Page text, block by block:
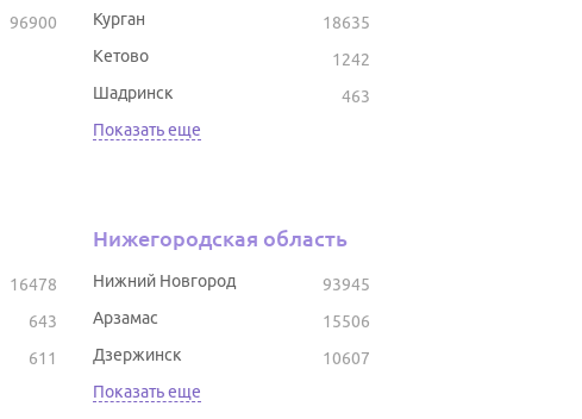
96900 18635
Курган
1242
Кетово
463
Шадринск
Показать еще
16478
643
611
Нижегородская область
93945
Нижний Новгород
15506
Арзамас
10607
Дзержинск
Показать еще